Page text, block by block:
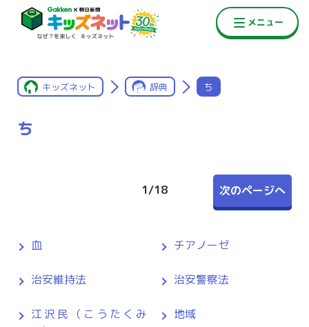
キッズネット 辞典 ち
ち
次のページへ
1/18
血 チアノーゼ
治安維持法 治安警察法
江沢民（こうたくみ
地域